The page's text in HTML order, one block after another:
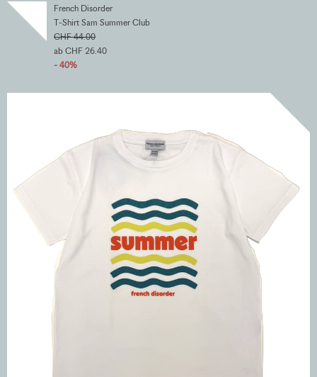
French Disorder
T-Shirt Sam Summer Club
CHF 44.00
ab CHF 26.40
- 40%